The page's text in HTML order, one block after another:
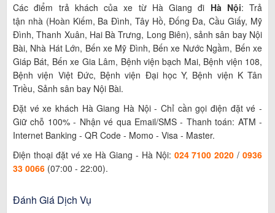
Các điểm trả khách của xe từ Hà Giang đi Hà Nội: Trả
tận nhà (Hoàn Kiếm, Ba Đình, Tây Hồ, Đống Đa, Cầu Giấy, Mỹ
Đình, Thanh Xuân, Hai Bà Trưng, Long Biên), sảnh sân bay Nội
Bài, Nhà Hát Lớn, Bến xe Mỹ Đình, Bến xe Nước Ngầm, Bến xe
Giáp Bát, Bến xe Gia Lâm, Bệnh viện bạch Mai, Bệnh viện 108,
Bệnh viện Việt Đức, Bệnh viện Đại học Y, Bệnh viện K Tân
Triều, Sảnh sân bay Nội Bài.
Đặt vé xe khách Hà Giang Hà Nội - Chỉ cần gọi điện đặt vé -
Giữ chỗ 100% - Nhận vé qua Email/SMS - Thanh toán: ATM -
Internet Banking - QR Code - Momo - Visa - Master.
Điện thoại đặt vé xe Hà Giang - Hà Nội: 024 7100 2020 /0936
33 0066 (07:00 - 22:00).
Đánh Giá Dịch Vụ